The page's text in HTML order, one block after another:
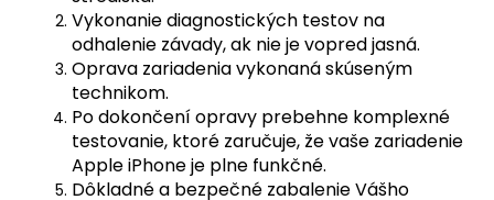
Vykonanie diagnostických testov na
odhalenie závady, ak nie je vopred jasná.
Oprava zariadenia vykonaná skúseným
technikom.
Po dokončení opravy prebehne komplexné
testovanie, ktoré zaručuje, že vaše zariadenie
Apple iPhone je plne funkčné.
Dôkladné a bezpečné zabalenie Vášho